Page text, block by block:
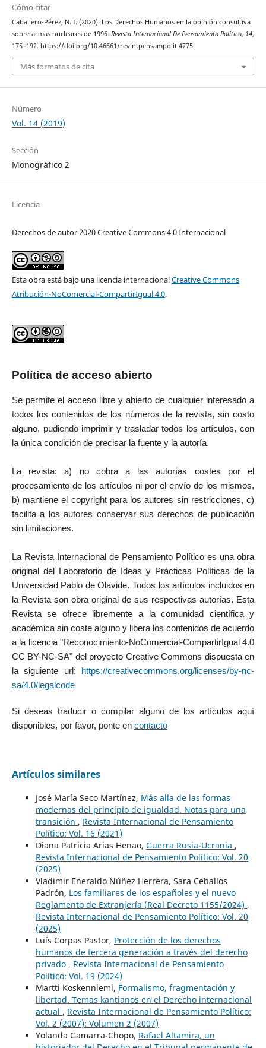
Cómo citar
Caballero-Pérez, N. I. (2020). Los Derechos Humanos en la opinión consultiva
sobre armas nucleares de 1996. Revista Internacional De Pensamiento Político, 14,
175–192. https://doi.org/10.46661/revintpensampolit.4775
Más formatos de cita
Número
Vol. 14 (2019)
Sección
Monográfico 2
Licencia
Derechos de autor 2020 Creative Commons 4.0 Internacional
Esta obra está bajo una licencia internacionalCreative Commons
Atribución-NoComercial-CompartirIgual 4.0.
Política de acceso abierto
Se permite el acceso libre y abierto de cualquier interesado a
todos los contenidos de los números de la revista, sin costo
alguno, pudiendo imprimir y trasladar todos los artículos, con
la única condición de precisar la fuente y la autoría.
La revista: a) no cobra a las autorías costes por el
procesamiento de los artículos ni por el envío de los mismos,
b) mantiene el copyright para los autores sin restricciones, c)
facilita a los autores conservar sus derechos de publicación
sin limitaciones.
La Revista Internacional de Pensamiento Político es una obra
original del Laboratorio de Ideas y Prácticas Políticas de la
Universidad Pablo de Olavide. Todos los artículos incluidos en
la Revista son obra original de sus respectivas autorías. Esta
Revista se ofrece libremente a la comunidad científica y
académica sin coste alguno y libera los contenidos de acuerdo
a la licencia "Reconocimiento-NoComercial-CompartirIgual 4.0
CC BY-NC-SA" del proyecto Creative Commons dispuesta en
la siguiente url:
https://creativecommons.org/licenses/by-nc-
sa/4.0/legalcode
Si deseas traducir o compilar alguno de los artículos aquí
disponibles, por favor, ponte en contacto
Artículos similares
José María Seco Martínez, Más alla de las formas
modernas del principio de igualdad. Notas para una
transición , Revista Internacional de Pensamiento
Político: Vol. 16 (2021)
Diana Patricia Arias Henao, Guerra Rusia-Ucrania ,
Revista Internacional de Pensamiento Político: Vol. 20
(2025)
Vladimir Eneraldo Núñez Herrera, Sara Ceballos
Padrón, Los familiares de los españoles y el nuevo
Reglamento de Extranjería (Real Decreto 1155/2024) ,
Revista Internacional de Pensamiento Político: Vol. 20
(2025)
Luís Corpas Pastor, Protección de los derechos
humanos de tercera generación a través del derecho
privado , Revista Internacional de Pensamiento
Político: Vol. 19 (2024)
Martti Koskenniemi, Formalismo, fragmentación y
libertad. Temas kantianos en el Derecho internacional
actual , Revista Internacional de Pensamiento Político:
Vol. 2 (2007): Volumen 2 (2007)
Yolanda Gamarra-Chopo, Rafael Altamira, un